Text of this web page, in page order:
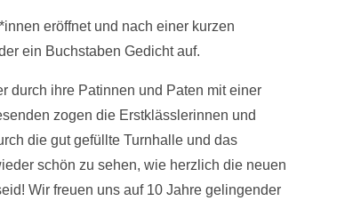
eröffnet und nach einer kurzen
ein Buchstaben Gedicht auf.
durch ihre Patinnen und Paten mit einer
zogen die Erstklässlerinnen und
die gut gefüllte Turnhalle und das
schön zu sehen, wie herzlich die neuen
Wir freuen uns auf 10 Jahre gelingender